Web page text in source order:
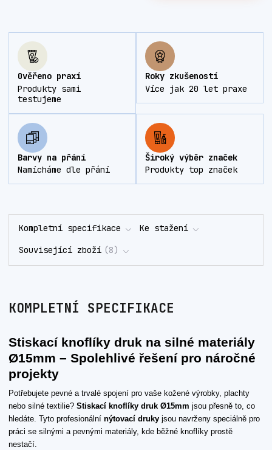
Ověřeno praxí
Produkty sami
testujeme
Roky zkušeností
Více jak 20 let praxe
Barvy na přání
Namícháme dle přání
Široký výběr značek
Produkty top značek
Kompletní specifikace Ke stažení
Související zboží 8
KOMPLETNÍ SPECIFIKACE
Stiskací knoflíky druk na silné materiály
Ø15mm – Spolehlivé řešení pro náročné
projekty
Potřebujete pevné a trvalé spojení pro vaše kožené výrobky, plachty
nebo silné textilie? Stiskací knoflíky druk Ø15mm jsou přesně to, co
hledáte. Tyto profesionální nýtovací druky jsou navrženy speciálně pro
práci se silnými a pevnými materiály, kde běžné knoflíky prostě
nestačí.